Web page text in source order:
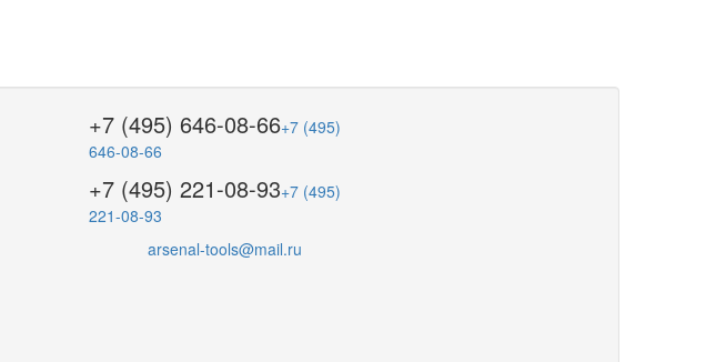
+7 (495) 646-08-66+7 (495)
646-08-66
+7 (495) 221-08-93+7 (495)
221-08-93
arsenal-tools@mail.ru